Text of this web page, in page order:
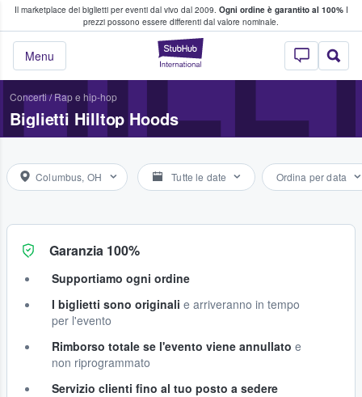
Il marketplace dei biglietti per eventi dal vivo dal 2009. Ogni ordine è garantito al 100%I
prezzi possono essere differenti dal valore nominale.
StubHub - Dove
Menu
fan comprano e vendono biglietti
Concerti/Rap e hip-hop
Biglietti Hilltop Hoods
Columbus, OH Tutte le date Ordina per data
Garanzia 100%
Supportiamo ogni ordine
I biglietti sono originali e arriveranno in tempo
per l'evento
Rimborso totale se l'evento viene annullato e
non riprogrammato
Servizio clienti fino al tuo posto a sedere